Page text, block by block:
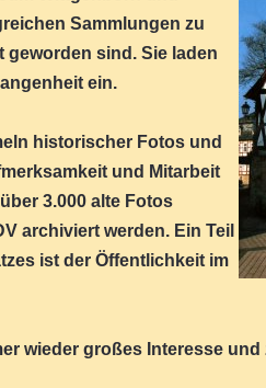
Sammlungen zu
sind. Sie laden
ein.
historischer Fotos und
und Mitarbeit
3.000 alte Fotos
archiviert werden. Ein Teil
ist der Öffentlichkeit im
wieder großes Interesse und